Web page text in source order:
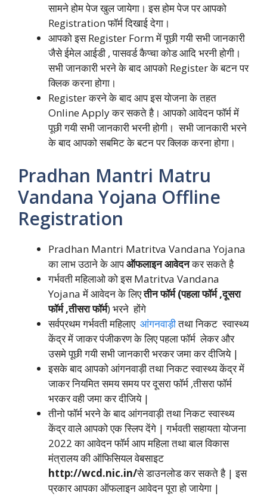
सामने होम पेज खुल जायेगा। इस होम पेज पर आपको
Registration फॉर्म दिखाई देगा।
आपको इस Register Form में पूछी गयी सभी जानकारी
जैसे ईमेल आईडी , पासवर्ड कैप्चा कोड आदि भरनी होगी।
सभी जानकारी भरने के बाद आपको Register के बटन पर
क्लिक करना होगा।
Register करने के बाद आप इस योजना के तहत
Online Apply कर सकते है। आपको आवेदन फॉर्म में
पूछी गयी सभी जानकारी भरनी होगी। सभी जानकारी भरने
के बाद आपको सबमिट के बटन पर क्लिक करना होगा।
Pradhan Mantri Matru
Vandana Yojana Offline
Registration
Pradhan Mantri Matritva Vandana Yojana
का लाभ उठाने के आपऑफलाइन आवेदनकर सकते है
गर्भवती महिलाओ को इस Matritva Vandana
Yojana में आवेदन के लिएतीन फॉर्म (पहला फॉर्म ,दूसरा
फॉर्म ,तीसरा फॉर्म) भरने होंगे
सर्वप्रथम गर्भवती महिलाए आंगनवाड़ीतथा निकट स्वास्थ्य
केंद्र में जाकर पंजीकरण के लिए पहला फॉर्म लेकर और
उसमे पूछी गयी सभी जानकारी भरकर जमा कर दीजिये |
इसके बाद आपको आंगनवाड़ी तथा निकट स्वास्थ्य केंद्र में
जाकर नियमित समय समय पर दूसरा फॉर्म ,तीसरा फॉर्म
भरकर वही जमा कर दीजिये |
तीनो फॉर्म भरने के बाद आंगनवाड़ी तथा निकट स्वास्थ्य
केंद्र वाले आपको एक स्लिप देंगे | गर्भवती सहायता योजना
2022 का आवेदन फॉर्म आप महिला तथा बाल विकास
मंत्रालय की ऑफिसियल वेबसाइट
http://wcd.nic.in/से डाउनलोड कर सकते है | इस
प्रकार आपका ऑफलाइन आवेदन पूरा हो जायेगा |